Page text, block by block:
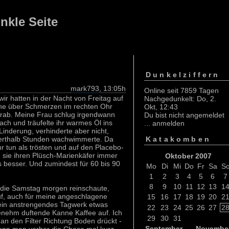
Seite
mark793 , 13:05h
hatten in der Nacht von Freitag auf
über Schmerzen im rechten Ohr
Meine Frau schlug irgendwann
und träufelte ihr warmes Öl ins
verhinderte aber nicht,
Stunden wachwimmerte. Da
tun als trösten und auf den Placebo-
ihren Plüsch-Marienkäfer immer
Und zumindest für 60 bis 90
Samstag morgen reinschaute,
auch für meine angeschlagene
anstrengendes Tagwerk etwas
duftende Kanne Kaffee auf. Ich
den Filter Richtung Boden drückt -
Dunkelziffern
Online seit 7859 Tagen
Nachgedunkelt: Do, 2.
Okt, 12:43
Du bist nicht angemeldet
... anmelden
Katakomben
Oktober 2007
Mo
Di Mi Do Fr Sa
1
2 3 4 5 6
7
8
9 10 11 12 13
14
15
16 17 18 19 20 21
22
23 24 25 26 27
28
29
30 31